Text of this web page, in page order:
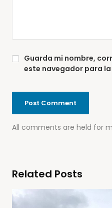
All comments are held for
Guarda mi nombre,
este navegador para
Related Posts